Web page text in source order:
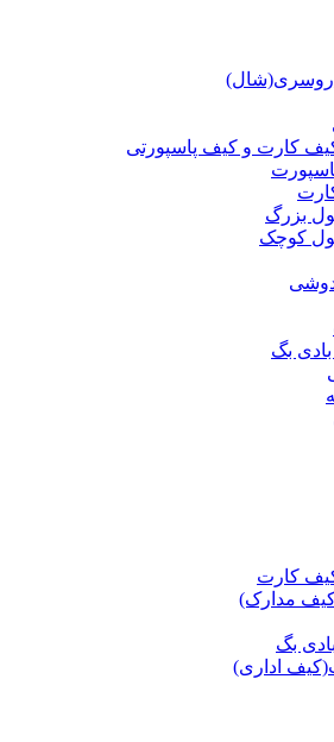
کارت و کیف پاسپورتی
بزرگ
کوچک
بگ
کارت
مدارک)
بگ
اداری)